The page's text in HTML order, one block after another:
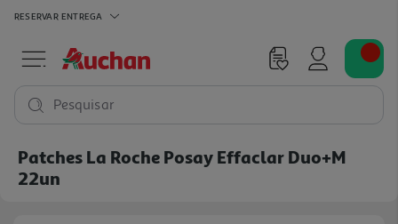
RESERVAR ENTREGA
Pesquisar
Patches La Roche Posay Effaclar Duo+m
22un